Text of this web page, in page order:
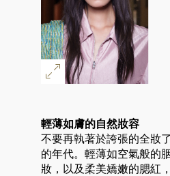
輕薄如膚的自然妝容
不要再執著於誇張的全
的年代。輕薄如空氣般的
妝，以及柔美嬌嫩的腮紅